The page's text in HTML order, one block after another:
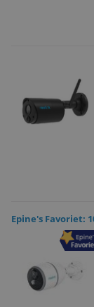
Epine's Favoriet: